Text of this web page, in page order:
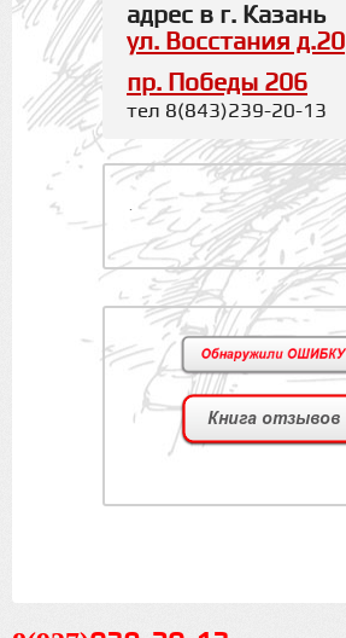
адрес в г. Казань
ул. Восстания д.20
пр. Победы 206
тел 8(843)239-20-13
.